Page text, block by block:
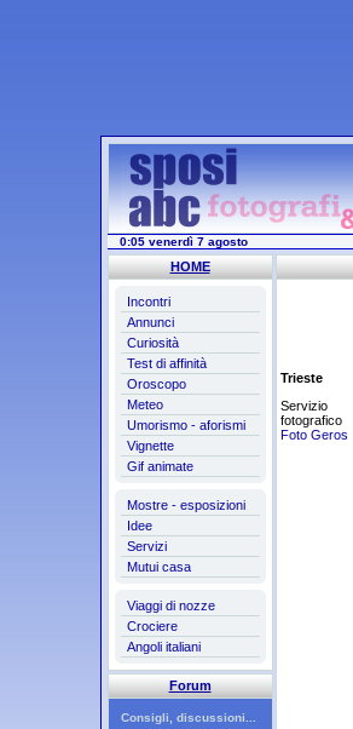
0:05 venerdì 7 agosto
HOME
Incontri
Annunci
Curiosità
Test di affinità
Oroscopo
Meteo
Umorismo - aforismi
Vignette
Gif animate
Mostre - esposizioni
Idee
Servizi
Mutui casa
Viaggi di nozze
Crociere
Angoli italiani
Forum
Consigli, discussioni...
Trieste
Servizio
fotografico
Foto Geros